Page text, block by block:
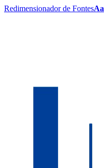
Redimensionador de FontesAa